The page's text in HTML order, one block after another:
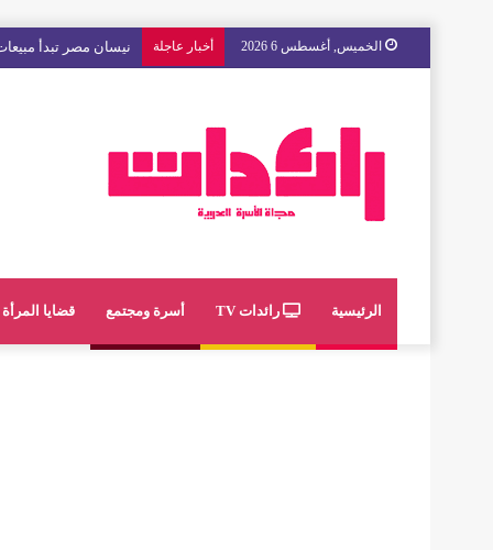
الخميس, أغسطس 6 2026 أخبار عاجلة مع « The Next Ad » ، إنوي يُسند حملته الإعلانية المقبلة إلى الشباب المغربي
الرئيسية رائدات TV أسرة ومجتمع قضايا المرأة